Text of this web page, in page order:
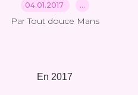
04.01.2017 …
Par Tout douce Mans
En 2017